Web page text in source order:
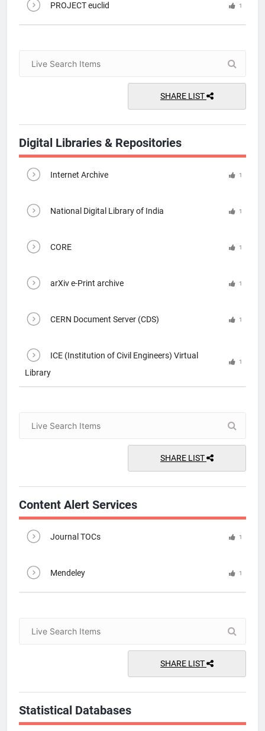
PROJECT euclid 1
SHARE LIST
Digital Libraries & Repositories
Internet Archive 1
National Digital Library of India 1
CORE 1
arXiv e-Print archive 1
CERN Document Server (CDS) 1
ICE (Institution of Civil Engineers) Virtual
Library
1
SHARE LIST
Content Alert Services
Journal TOCs 1
Mendeley 1
SHARE LIST
Statistical Databases